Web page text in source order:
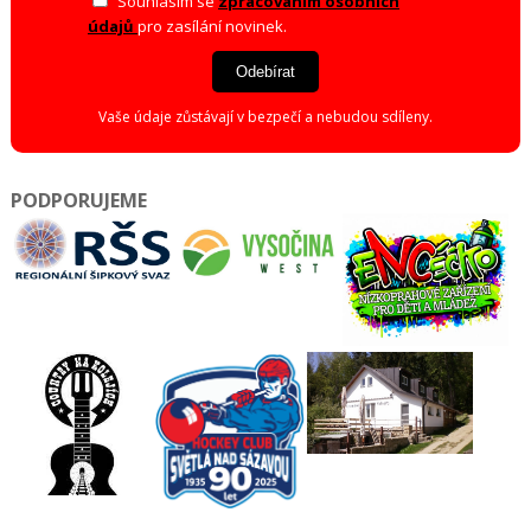
údajů pro zasílání novinek.
Odebírat
Vaše údaje zůstávají v bezpečí a nebudou sdíleny.
PODPORUJEME